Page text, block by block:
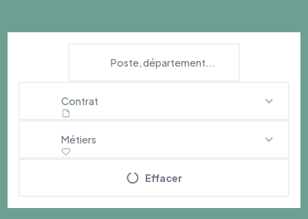
Contrat
Métiers
Effacer